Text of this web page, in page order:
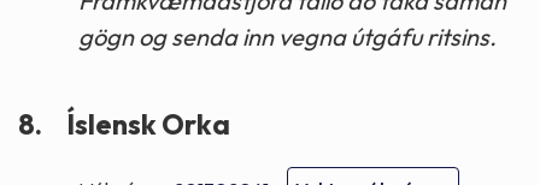
gögn og senda inn vegna útgáfu ritsins.
8. Íslensk Orka